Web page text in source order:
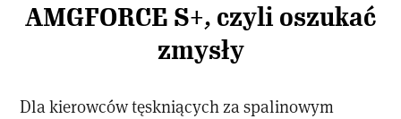
AMGFORCE S+, czyli oszukać
zmysły
Dla kierowców tęskniących za spalinowym